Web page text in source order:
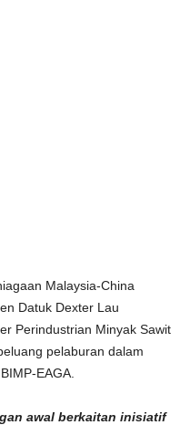
Malaysia-China
Datuk Dexter Lau
Perindustrian Minyak Sawit
pelaburan dalam
EAGA.
awal berkaitan inisiatif